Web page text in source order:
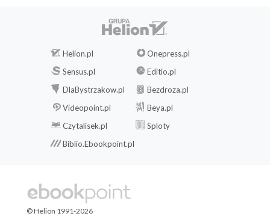
Helion.pl
Onepress.pl
Sensus.pl
Editio.pl
DlaBystrzakow.pl
Bezdroza.pl
Videopoint.pl
Beya.pl
Czytalisek.pl
Sploty
Biblio.Ebookpoint.pl
© Helion 1991-2026